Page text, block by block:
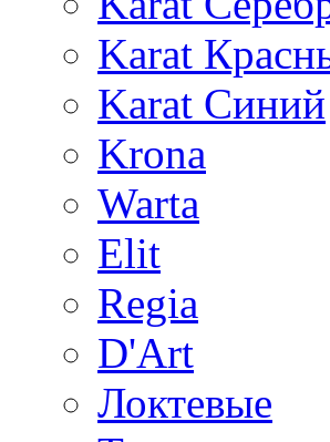
Karat
Karat Синий
Krona
Warta
Elit
Regia
D'Art
Локтевые